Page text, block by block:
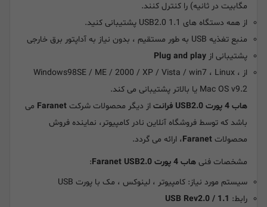
مگابیت در ثانیه) را کنترل کنند.
از همه دستگاه های USB2.0 1.1 پشتیبانی کنید.
منبع تغذیه USB به طور مستقیم ، بدون نیاز به آداپتور برق خارجی
پشتیبانی از Plug and play
از Windows98SE / ME / 2000 / XP / Vista / win7 ، Linux ،
Mac OS v9.2 یا بالاتر پشتیبانی می کند.
هاب 4 پورت USB2.0 فرانت
از دیگر محصولات شرکت Faranet می
باشد که توسط فروشگاه آنلاین نادر کامپیوتر، نماینده فروش
محصولات Faranet، ارائه می گردد.
مشخصات فنی هاب 4 پورت Faranet USB2.0
:
سیستم مورد نیاز: کامپیوتر ، لینوکس ، مک با پورت USB
رابط: USB Rev2.0 / 1.1